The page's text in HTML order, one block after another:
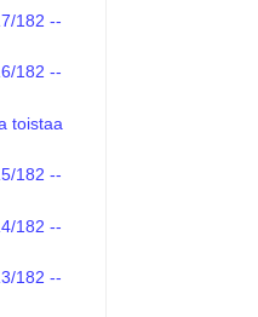
182 --
182 --
toistaa
182 --
182 --
182 --